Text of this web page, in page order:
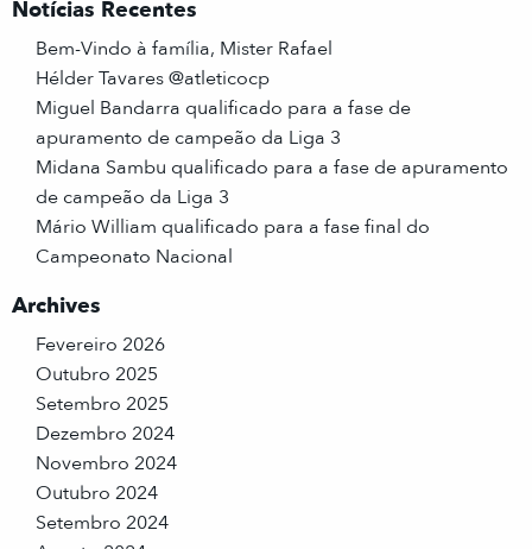
Notícias Recentes
Bem-Vindo à família, Mister Rafael
Hélder Tavares @atleticocp
Miguel Bandarra qualificado para a fase de
apuramento de campeão da Liga 3
Midana Sambu qualificado para a fase de apuramento
de campeão da Liga 3
Mário William qualificado para a fase final do
Campeonato Nacional
Archives
Fevereiro 2026
Outubro 2025
Setembro 2025
Dezembro 2024
Novembro 2024
Outubro 2024
Setembro 2024